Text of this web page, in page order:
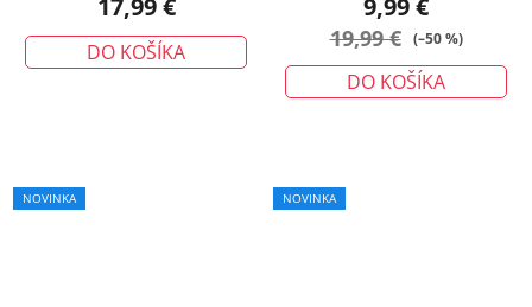
17,99 €
DO KOŠÍKA
9,99 €
19,99 € (–50 %)
DO KOŠÍKA
NOVINKA NOVINKA